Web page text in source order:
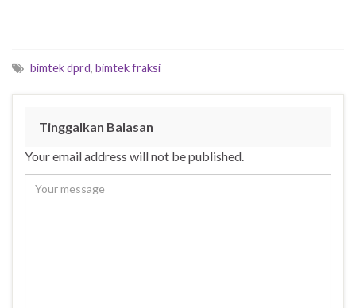
bimtek dprd, bimtek fraksi
Tinggalkan Balasan
Your email address will not be published.